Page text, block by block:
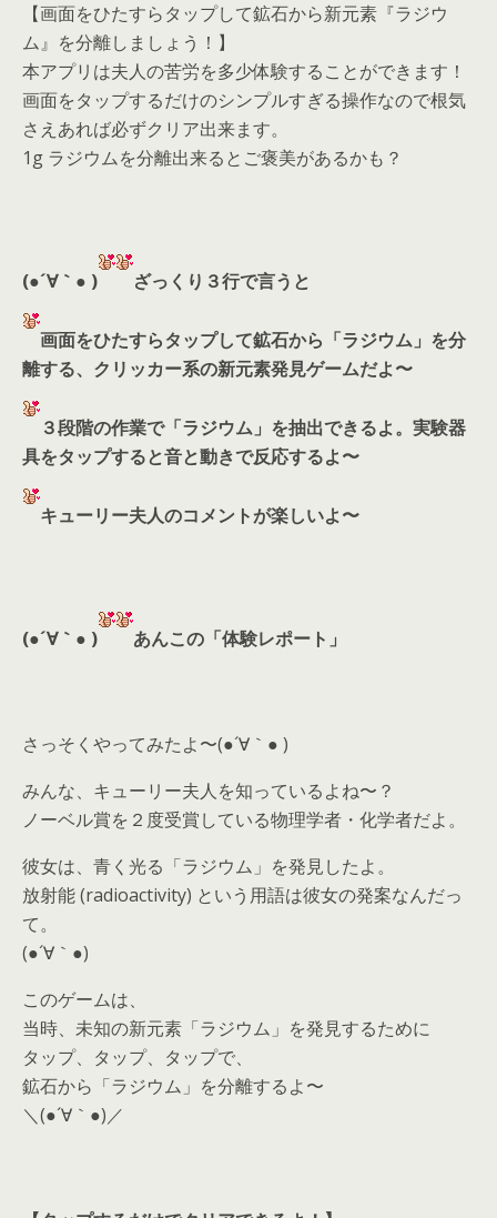
【画面をひたすらタップして鉱石から新元素『ラジウ
ム』を分離しましょう！】
本アプリは夫人の苦労を多少体験することができます！
画面をタップするだけのシンプルすぎる操作なので根気
さえあれば必ずクリア出来ます。
1g ラジウムを分離出来るとご褒美があるかも？
(●´∀｀● ) ざっくり３行で言うと
画面をひたすらタップして鉱石から「ラジウム」を分
離する、クリッカー系の新元素発見ゲームだよ〜
３段階の作業で「ラジウム」を抽出できるよ。実験器
具をタップすると音と動きで反応するよ〜
キューリー夫人のコメントが楽しいよ〜
(●´∀｀● ) あんこの「体験レポート」
さっそくやってみたよ〜(●´∀｀● )
みんな、キューリー夫人を知っているよね〜？
ノーベル賞を２度受賞している物理学者・化学者だよ。
彼女は、青く光る「ラジウム」を発見したよ。
放射能 (radioactivity) という用語は彼女の発案なんだっ
て。
(●´∀｀●)
このゲームは、
当時、未知の新元素「ラジウム」を発見するために
タップ、タップ、タップで、
鉱石から「ラジウム」を分離するよ〜
＼(●´∀｀●)／